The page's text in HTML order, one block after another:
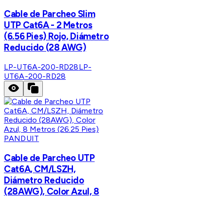
Cable de Parcheo Slim
UTP Cat6A - 2 Metros
(6.56 Pies) Rojo, Diámetro
Reducido (28 AWG)
LP-UT6A-200-RD28LP-
UT6A-200-RD28
PANDUIT
Cable de Parcheo UTP
Cat6A, CM/LSZH,
Diámetro Reducido
(28AWG), Color Azul, 8